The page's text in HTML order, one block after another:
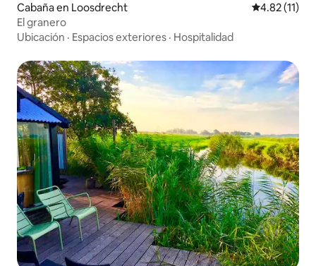
Cabaña en Loosdrecht Calificación
4.82 (11)
El granero
Ubicación · Espacios exteriores · Hospitalidad